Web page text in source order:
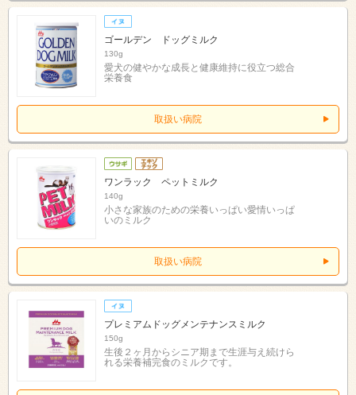
ゴールデン ドッグミルク
130g
愛犬の健やかな成長と健康維持に役立つ総合
栄養食
取扱い病院
ワンラック ペットミルク
140g
小さな家族のための栄養いっぱい愛情いっぱ
いのミルク
取扱い病院
プレミアムドッグメンテナンスミルク
150g
生後２ヶ月からシニア期まで生涯与え続けら
れる栄養補完食のミルクです。